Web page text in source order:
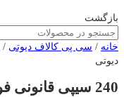
بازگشت
خانه / سی پی کالاف دیوتی /
دیوتی
240 سیپی قانونی فوری کالاف دیوتی